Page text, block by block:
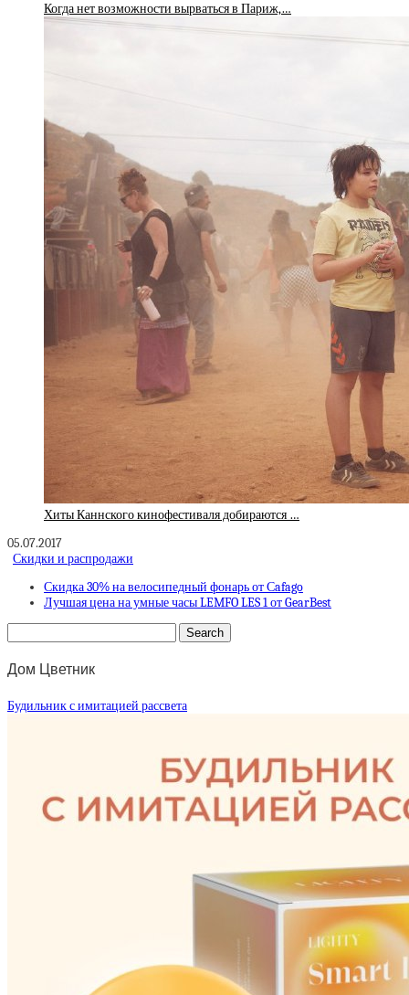
Когда нет возможности вырваться в Париж,…
Хиты Каннского кинофестиваля добираются …
05.07.2017
Скидки и распродажи
Скидка 30% на велосипедный фонарь от Сafago
Лучшая цена на умные часы LEMFO LES 1 от GearBest
Дом Цветник
Будильник с имитацией рассвета